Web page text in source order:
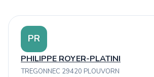
PR
PHILIPPE ROYER-PLATINI
TREGONNEC 29420 PLOUVORN